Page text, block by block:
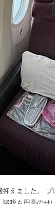
えました。
税も円高のせ